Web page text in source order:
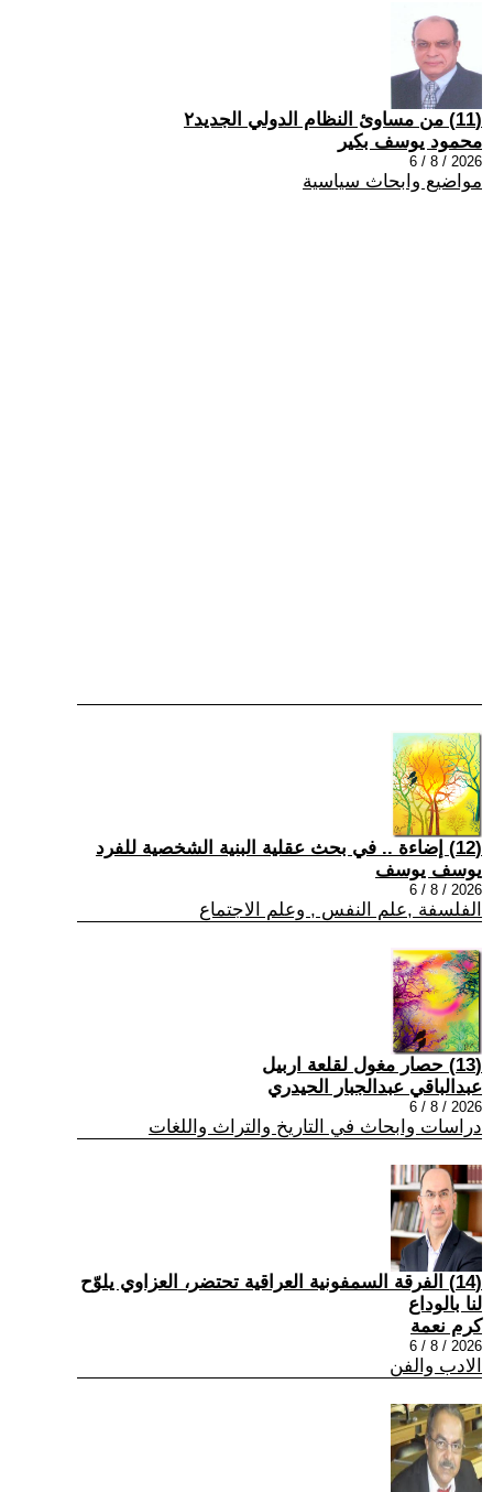
(11) من مساوئ النظام الدولي الجديد٢
محمود يوسف بكير
2026 / 8 / 6
مواضيع وابحاث سياسية
(12) إضاءة .. في بحث عقلية البنية الشخصية للفرد
يوسف يوسف
2026 / 8 / 6
الفلسفة ,علم النفس , وعلم الاجتماع
(13) حصار مغول لقلعة اربيل
عبدالباقي عبدالجبار الحيدري
2026 / 8 / 6
دراسات وابحاث في التاريخ والتراث واللغات
(14) الفرقة السمفونية العراقية تحتضر، العزاوي يلوّح
لنا بالوداع
كرم نعمة
2026 / 8 / 6
الادب والفن